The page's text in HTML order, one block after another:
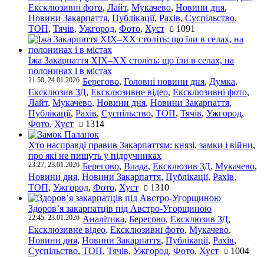
Ексклюзивні фото, Лайт, Мукачево, Новини дня,
Новини Закарпаття, Публікації, Рахів, Суспільство,
ТОП, Тячів, Ужгород, Фото, Хуст 1091
Їжа Закарпаття ХІХ–ХХ століть: що їли в селах, на
полонинах і в містах
21:50, 24.01.2026 Берегово, Головні новини дня, Думка,
Ексклюзив ЗД, Ексклюзивне відео, Ексклюзивні фото,
Лайт, Мукачево, Новини дня, Новини Закарпаття,
Публікації, Рахів, Суспільство, ТОП, Тячів, Ужгород,
Фото, Хуст 1314
Хто насправді правив Закарпаттям: князі, замки і війни,
про які не пишуть у підручниках
23:27, 23.01.2026 Берегово, Влада, Ексклюзив ЗД, Мукачево,
Новини дня, Новини Закарпаття, Публікації, Рахів,
ТОП, Ужгород, Фото, Хуст 1310
Здоров’я закарпатців під Австро-Угорщиною
22:45, 23.01.2026 Аналітика, Берегово, Ексклюзив ЗД,
Ексклюзивне відео, Ексклюзивні фото, Мукачево,
Новини дня, Новини Закарпаття, Публікації, Рахів,
Суспільство, ТОП, Тячів, Ужгород, Фото, Хуст 1004